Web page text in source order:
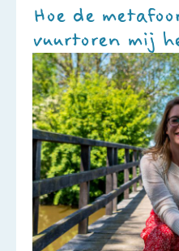
Hoe de
vuurtoren mij